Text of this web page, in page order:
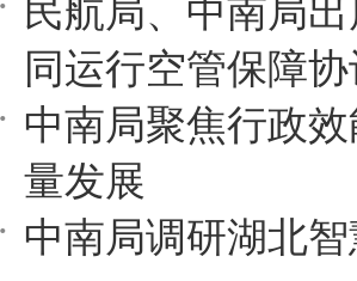
民航局、中南局
同运行空管保障
中南局聚焦行政
量发展
中南局调研湖北